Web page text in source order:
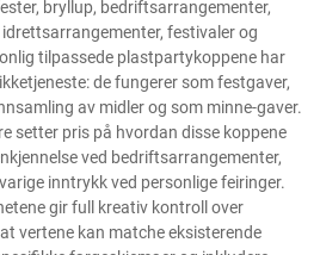
bryllup, bedriftsarrangementer,
festivaler og
tilpassede plastpartykoppene har
de fungerer som festgaver,
av midler og som minne-gaver.
setter pris på hvordan disse koppene
ved bedriftsarrangementer,
inntrykk ved personlige feiringer.
gir full kreativ kontroll over
vertene kan matche eksisterende